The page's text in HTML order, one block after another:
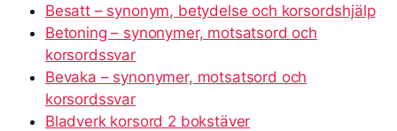
Besatt – synonym, betydelse och korsordshjälp
Betoning – synonymer, motsatsord och
korsordssvar
Bevaka – synonymer, motsatsord och
korsordssvar
Bladverk korsord 2 bokstäver